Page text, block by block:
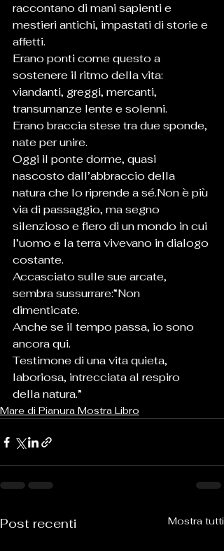
raccontano di mani sapienti e
mestieri antichi, impastati di storie e
affetti.
Erano ponti come questo a
sostenere il ritmo della vita:
viandanti, greggi, mercanti,
transumanze lente e solenni.
Erano braccia stese tra due sponde,
nate per unire.
Oggi il ponte dorme, quasi
nascosto dall’abbraccio della
natura che lo riprende a sé.Non è più
via di passaggio, ma segno
silenzioso e fiero di un mondo in cui
l’uomo e la terra vivevano in dialogo
costante.
Accasciato sulle sue arcate,
sembra sussurrare:“Non
dimenticate.
Anche se il tempo passa, io sono
ancora qui.
Testimone di una vita quieta,
laboriosa, intrecciata al respiro
della natura.”
Mare di Pianura Mostra Libro
Post recenti Mostra tutti